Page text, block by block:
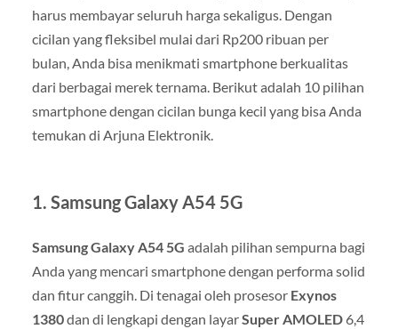
harus membayar seluruh harga sekaligus. Dengan
cicilan yang fleksibel mulai dari Rp200 ribuan per
bulan, Anda bisa menikmati smartphone berkualitas
dari berbagai merek ternama. Berikut adalah 10 pilihan
smartphone dengan cicilan bunga kecil yang bisa Anda
temukan di Arjuna Elektronik.
1. Samsung Galaxy A54 5G
Samsung Galaxy A54 5G adalah pilihan sempurna bagi
Anda yang mencari smartphone dengan performa solid
dan fitur canggih. Di tenagai oleh prosesor Exynos
1380dan di lengkapi dengan layarSuper AMOLED6,4